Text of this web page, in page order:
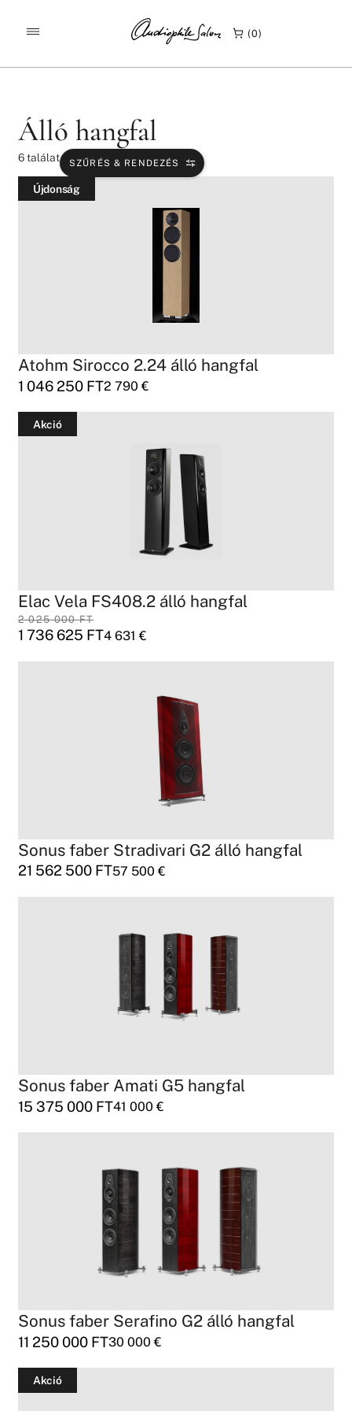
0
KEZDŐLAP TERMÉKEK / ÁLLÓ HANGFAL
Álló hangfal
6találat SZŰRÉS & RENDEZÉS
Újdonság
Atohm Sirocco 2.24 álló hangfal
1 046 250 FT2 790€
Akció
Elac Vela FS408.2 álló hangfal
2 025 000FT
1 736 625 FT4 631€
Sonus faber Stradivari G2 álló hangfal
21 562 500 FT57 500€
Sonus faber Amati G5 hangfal
15 375 000 FT41 000€
Sonus faber Serafino G2 álló hangfal
11 250 000 FT30 000€
Akció